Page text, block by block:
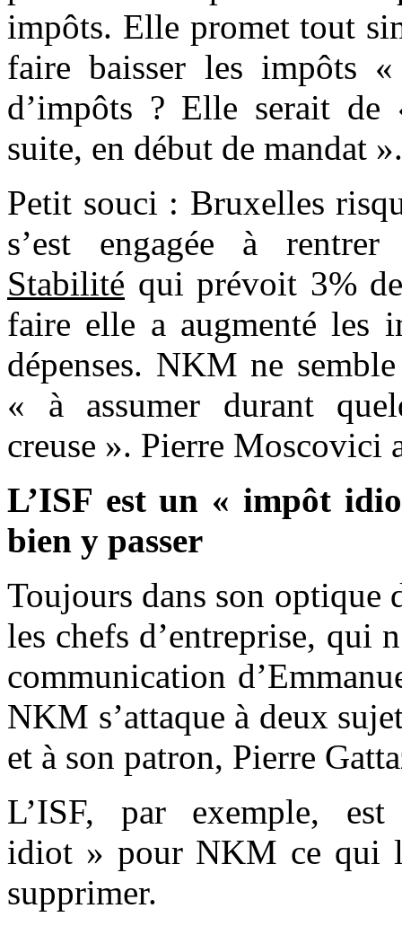
impôts. Elle promet tout
faire baisser les impôts «
d’impôts ? Elle serait
suite, en début de mandat ».
Petit souci : Bruxelles
s’est engagée à
Stabilité qui prévoit 3%
faire elle a augmenté les
dépenses. NKM ne
« à assumer durant
creuse ». Pierre Moscovici
L’ISF est un « impôt
bien y passer
Toujours dans son optique
les chefs d’entreprise, qui
communication
NKM s’attaque à deux
et à son patron, Pierre
L’ISF, par exemple,
idiot » pour NKM ce qui
supprimer.